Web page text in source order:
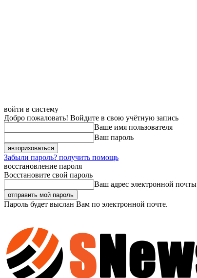
войти в систему
Добро пожаловать! Войдите в свою учётную запись
Ваше имя пользователя
Ваш пароль
Забыли пароль? получить помощь
восстановление пароля
Восстановите свой пароль
Ваш адрес электронной почты
Пароль будет выслан Вам по электронной почте.